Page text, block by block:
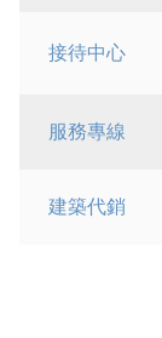
接待中心
服務專線
建築代銷